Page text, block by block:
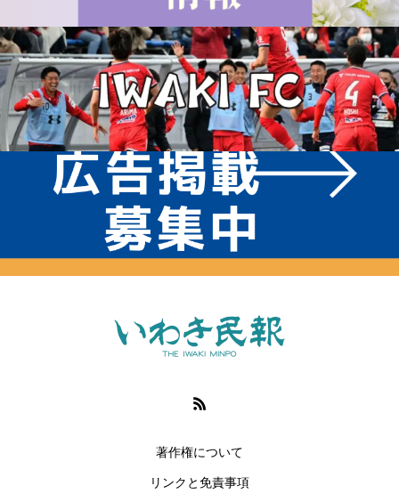
著作権について
リンクと免責事項